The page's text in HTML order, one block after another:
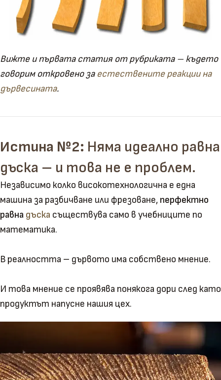
Вижте и първата статия от рубриката – където
говорим откровено заестествените реакции на
дървесината.
Истина №2: Няма идеално равна
дъска – и това не е проблем.
Независимо колко високотехнологична е една
машина за разбичване или фрезоване, перфектно
равна дъска съществува само в учебниците по
математика.
В реалността – дървото има собствено мнение.
И това мнение се проявява понякога дори след като
продуктът напусне нашия цех.